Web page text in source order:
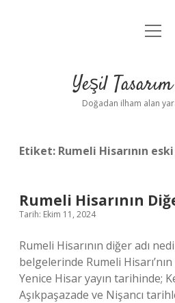
Anasayfa
Yasal
Yeşil
Doğadan ilham alan
Etiket: Rumeli Hisarının
Rumeli Hisarının
Tarih: Ekim 11, 2024
Rumeli Hisarının diğer adı
belgelerinde Rumeli Hisarı’nın
Yenice Hisar yayın tarihinde;
Aşıkpaşazade ve Nişancı